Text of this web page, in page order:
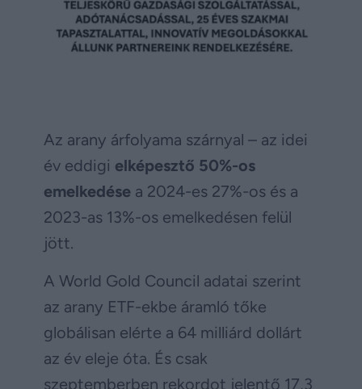
Az arany árfolyama szárnyal – az idei
év eddigi elképesztő 50%-os
emelkedése a 2024-es 27%-os és a
2023-as 13%-os emelkedésen felül
jött.
A World Gold Council adatai szerint
az arany ETF-ekbe áramló tőke
globálisan elérte a 64 milliárd dollárt
az év eleje óta. És csak
szeptemberben rekordot jelentő 17,3